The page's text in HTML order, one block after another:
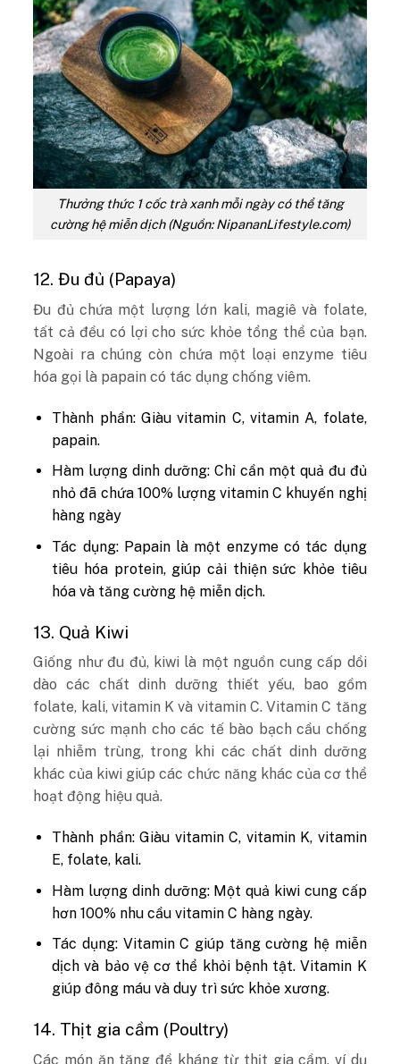
Thưởng thức 1 cốc trà xanh mỗi ngày có thể tăng
cường hệ miễn dịch (Nguồn: NipananLifestyle.com)
12. Đu đủ (Papaya)
Đu đủ chứa một lượng lớn kali, magiê và folate,
tất cả đều có lợi cho sức khỏe tổng thể của bạn.
Ngoài ra chúng còn chứa một loại enzyme tiêu
hóa gọi là papain có tác dụng chống viêm.
Thành phần: Giàu vitamin C, vitamin A, folate,
papain.
Hàm lượng dinh dưỡng: Chỉ cần một quả đu đủ
nhỏ đã chứa 100% lượng vitamin C khuyến nghị
hàng ngày
Tác dụng: Papain là một enzyme có tác dụng
tiêu hóa protein, giúp cải thiện sức khỏe tiêu
hóa và tăng cường hệ miễn dịch.
13. Quả Kiwi
Giống như đu đủ, kiwi là một nguồn cung cấp dồi
dào các chất dinh dưỡng thiết yếu, bao gồm
folate, kali, vitamin K và vitamin C. Vitamin C tăng
cường sức mạnh cho các tế bào bạch cầu chống
lại nhiễm trùng, trong khi các chất dinh dưỡng
khác của kiwi giúp các chức năng khác của cơ thể
hoạt động hiệu quả.
Thành phần: Giàu vitamin C, vitamin K, vitamin
E, folate, kali.
Hàm lượng dinh dưỡng: Một quả kiwi cung cấp
hơn 100% nhu cầu vitamin C hàng ngày.
Tác dụng: Vitamin C giúp tăng cường hệ miễn
dịch và bảo vệ cơ thể khỏi bệnh tật. Vitamin K
giúp đông máu và duy trì sức khỏe xương.
14. Thịt gia cầm (Poultry)
Các món ăn tăng đề kháng từ thịt gia cầm, ví dụ